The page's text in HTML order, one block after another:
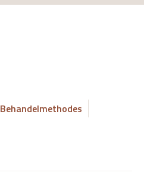
Behandelmethodes